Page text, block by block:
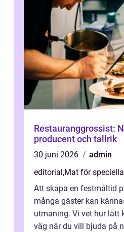
Restauranggrossist:
producent och tallrik
30 juni 2026
admin
editorial ,Mat för
Att skapa en festmåltid
många gäster kan
utmaning. Vi vet hur lätt
väg när du vill bjuda på